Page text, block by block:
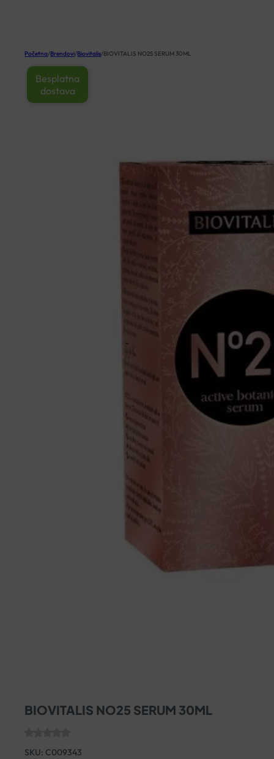
Početna/Brendovi/Biovitalis/BIOVITALIS NO25 SERUM 30ML
Besplatna
dostava
BIOVITALIS NO25 SERUM 30ML
SKU: C009343